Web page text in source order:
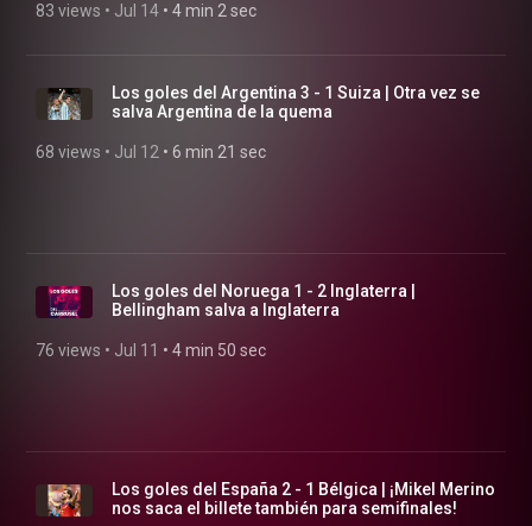
83 views • Jul 14 • 4 min 2 sec
Los goles del Argentina 3 - 1 Suiza | Otra vez se
salva Argentina de la quema
68 views • Jul 12 • 6 min 21 sec
Los goles del Noruega 1 - 2 Inglaterra |
Bellingham salva a Inglaterra
76 views • Jul 11 • 4 min 50 sec
Los goles del España 2 - 1 Bélgica | ¡Mikel Merino
nos saca el billete también para semifinales!